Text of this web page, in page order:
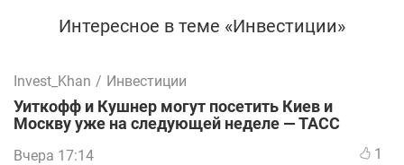
Интересное в теме «Инвестиции»
Invest_Khan / Инвестиции
Уиткофф и Кушнер могут посетить Киев и
Москву уже на следующей неделе — ТАСС
Вчера 17:14 1